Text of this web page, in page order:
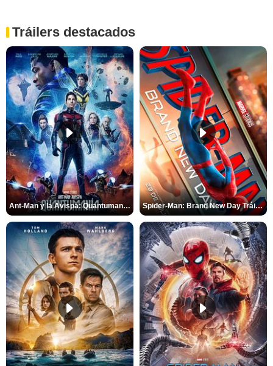
Tráilers destacados
Ant-Man y la Avispa: Quantumanía Tráiler (2) Spider-Man: Brand New Day Tráiler (3)